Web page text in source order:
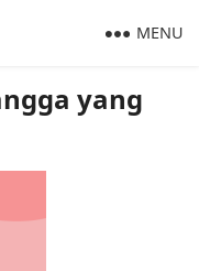
MENU
yang